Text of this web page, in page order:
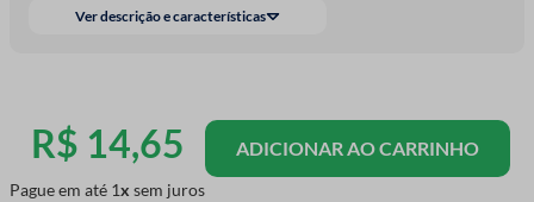
decotes, linhas retas e curvas com precisão. Fabricada em
traçado limpo e bem alinhado. Seu formato ergonômico e
multifuncional atende tanto iniciantes quanto
profissionais da moda, costura e artesanato. Perfeita para
Ver descrição e características
R$ 14,65
Pague em até 1 sem juros
ADICIONAR AO CARRINHO